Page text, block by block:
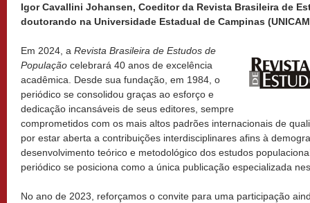
Igor Cavallini Johansen, Coeditor da Revista Brasileira de
doutorando na Universidade Estadual de Campinas
Em 2024, a Revista Brasileira de Estudos de
População celebrará 40 anos de excelência
acadêmica. Desde sua fundação, em 1984, o
periódico se consolidou graças ao esforço e
dedicação incansáveis de seus editores, sempre
comprometidos com os mais altos padrões internacionais de
por estar aberta a contribuições interdisciplinares afins à
desenvolvimento teórico e metodológico dos estudos
periódico se posiciona como a única publicação especializada
No ano de 2023, reforçamos o convite para uma participação